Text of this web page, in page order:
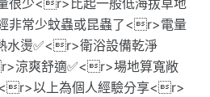
很少<r>比起一般低海拔草地
非常少蚊蟲或昆蟲了<r>電量
水燙✅<r>衛浴設備乾淨
涼爽舒適✅<r>場地算寬敞
以上為個人經驗分享<r>